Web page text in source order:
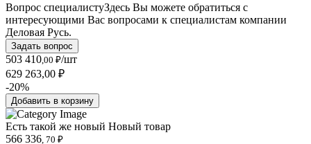
Вопрос специалистуЗдесь Вы можете обратиться с
интересующими Вас вопросами к специалистам компании
Деловая Русь.
Задать вопрос
503 410 ,00 ₽/шт
629 263,00 ₽
-20%
Добавить в корзину
Есть такой же новый Новый товар
566 336 , 70 ₽